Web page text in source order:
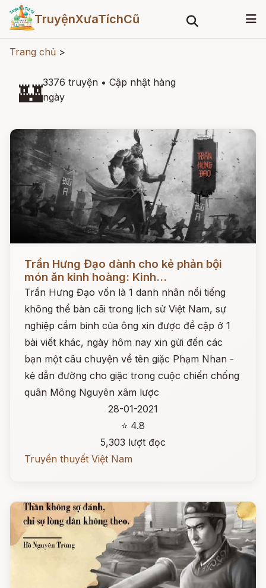
TruyệnXưaTíchCũ
Trang chủ >
🏰3376 truyện • Cập nhật hàng
ngày
Đọc ngay
Trần Hưng Đạo dành cho kẻ phản bội
món ăn kinh hoàng: Kinh...
Trần Hưng Đạo vốn là 1 danh nhân nổi tiếng
không thể bàn cãi trong lịch sử Việt Nam, sự
nghiệp cầm binh của ông xin được đề cập ở 1
bài viết khác, ngày hôm nay xin gửi đến các
bạn một câu chuyện về tên giặc Phạm Nhan -
kẻ dẫn đường cho giặc trong cuộc chiến chống
quân Mông Nguyên xâm lược
28-01-2021
⭐ 4.8
5,303 lượt đọc
Truyền thuyết Việt Nam